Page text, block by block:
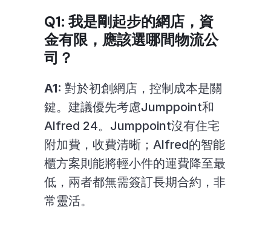
Q1: 我是剛起步的網店，資
金有限，應該選哪間物流公
司？
A1: 對於初創網店，控制成本是關
鍵。建議優先考慮Jumppoint和
Alfred 24。Jumppoint沒有住宅
附加費，收費清晰；Alfred的智能
櫃方案則能將輕小件的運費降至最
低，兩者都無需簽訂長期合約，非
常靈活。